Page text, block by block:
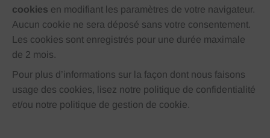
cookies en modifiant les paramètres de votre navigateur.
Aucun cookie ne sera déposé sans votre consentement.
Les cookies sont enregistrés pour une durée maximale
de 2 mois.
Pour plus d’informations sur la façon dont nous faisons
usage des cookies, lisez notre politique de confidentialité
et/ou notre politique de gestion de cookie.